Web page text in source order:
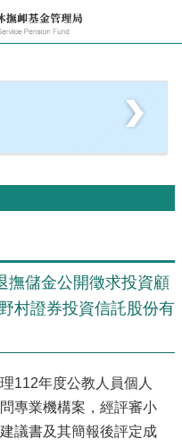
撫儲金公開徵求投資顧
村證券投資信託股份有
112年度公教人員個人
專業機構案，經評審小
議書及其簡報後評定成